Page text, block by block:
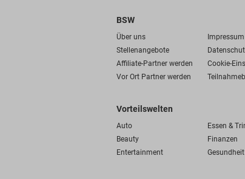
BSW
Über uns
Impressum
Stellenangebote
Affiliate-Partner werden
Cookie-
Vor Ort Partner werden
Vorteilswelten
Auto Essen &
Beauty
Finanzen
Entertainment
Gesundheit